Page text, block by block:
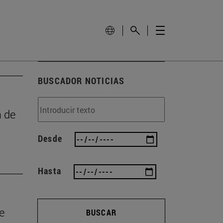
de
BUSCADOR NOTICIAS
Desde
Hasta
BUSCAR